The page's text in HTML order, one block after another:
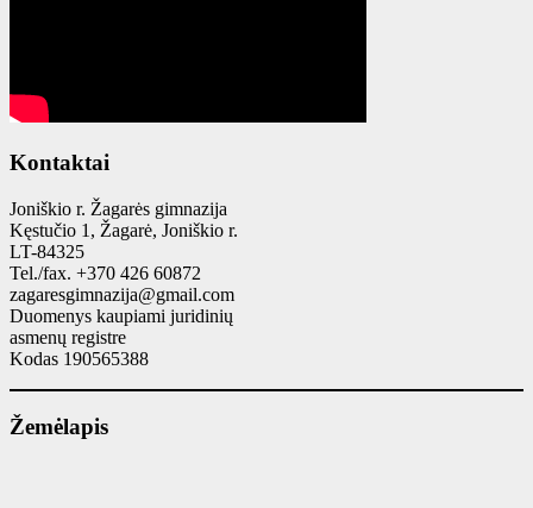
Kontaktai
Joniškio r. Žagarės gimnazija
Kęstučio 1, Žagarė, Joniškio r.
LT-84325
Tel./fax. +370 426 60872
zagaresgimnazija@gmail.com
Duomenys kaupiami juridinių
asmenų registre
Kodas 190565388
Žemėlapis